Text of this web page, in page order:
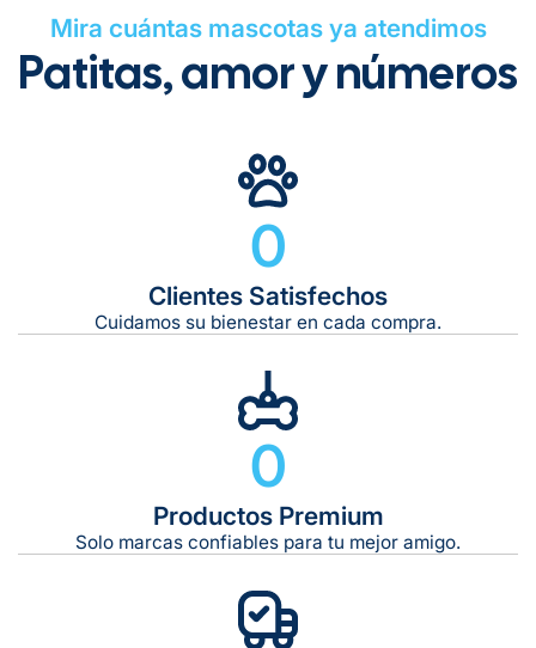
Mira cuántas mascotas ya atendimos
Patitas, amor y números
0
Clientes Satisfechos
Cuidamos su bienestar en cada compra.
0
Productos Premium
Solo marcas confiables para tu mejor amigo.